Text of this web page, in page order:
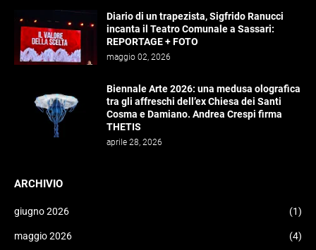
Diario di un trapezista, Sigfrido Ranucci
incanta il Teatro Comunale a Sassari:
REPORTAGE + FOTO
maggio 02, 2026
Biennale Arte 2026: una medusa olografica
tra gli affreschi dell’ex Chiesa dei Santi
Cosma e Damiano. Andrea Crespi firma
THETIS
aprile 28, 2026
ARCHIVIO
giugno 2026 (1)
maggio 2026 (4)